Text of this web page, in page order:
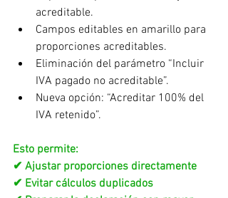
acreditable.
Campos editables en amarillo para
proporciones acreditables.
Eliminación del parámetro “Incluir
IVA pagado no acreditable”.
Nueva opción: “Acreditar 100% del
IVA retenido”.
Esto permite:
✔ Ajustar proporciones directamente
✔ Evitar cálculos duplicados